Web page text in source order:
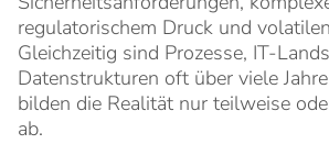
regulatorischem Druck und
Gleichzeitig sind Prozesse, IT-
Datenstrukturen oft über viele
bilden die Realität nur teilweise
ab.